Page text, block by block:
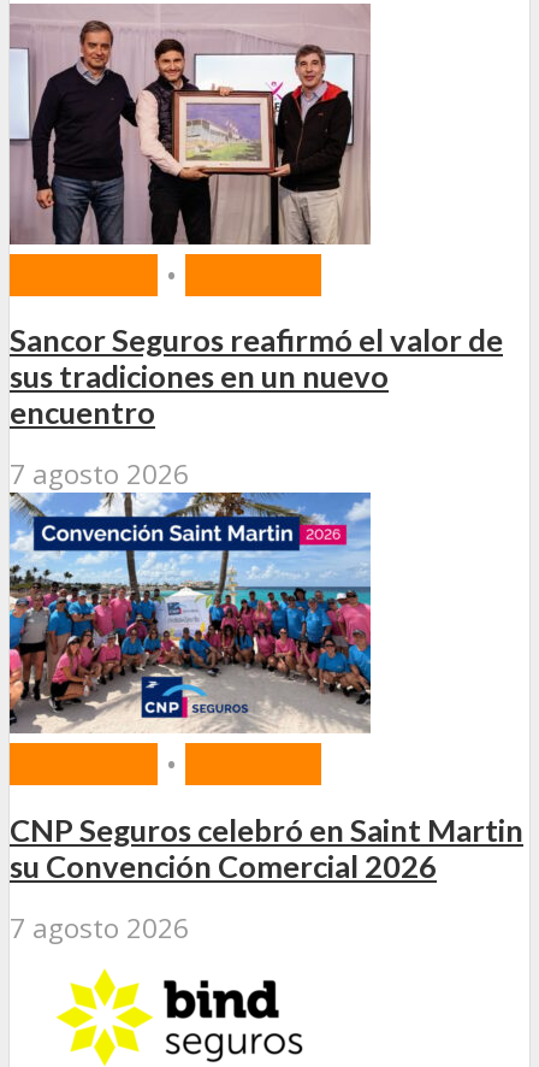
•
Sancor Seguros reafirmó el valor de
sus tradiciones en un nuevo
encuentro
7 agosto 2026
•
CNP Seguros celebró en Saint Martin
su Convención Comercial 2026
7 agosto 2026